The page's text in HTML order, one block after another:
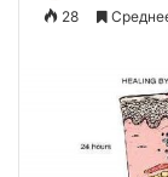
28